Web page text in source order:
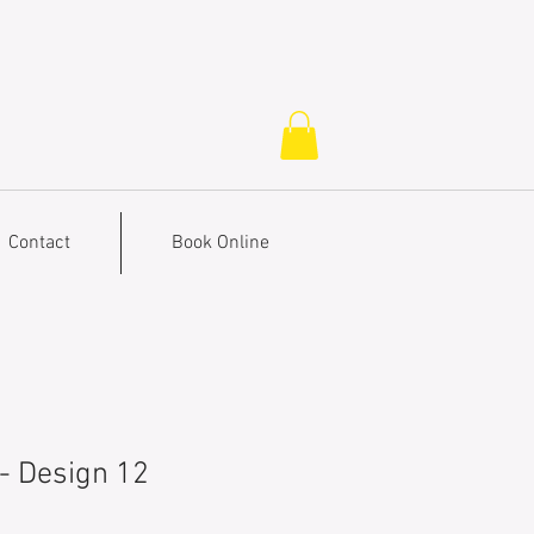
Contact Book Online
Design 12